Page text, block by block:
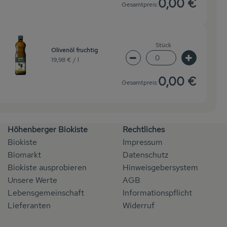
Gesamtpreis:0,00 €
ändern
Olivenöl fruchtig
19,98 € / l
Stück
Artikelanzahl verringern
Gesamtpreis:0,00 €
Höhenberger Biokiste
Biokiste
Biomarkt
Biokiste ausprobieren
Unsere Werte
Lebensgemeinschaft
Lieferanten
Rechtliches
Impressum
Datenschutz
Hinweisgebersystem
AGB
Informationspflicht
Widerruf